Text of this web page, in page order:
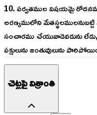
10. పర్వతముల విషయమై
అరణ్యములోని
సంచారము చేయువాడెవడును లేడు,
పక్షులును జంతువులును
చెట్లపై విశ్రాంతి